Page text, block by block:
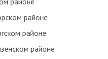
районе
районе
районе